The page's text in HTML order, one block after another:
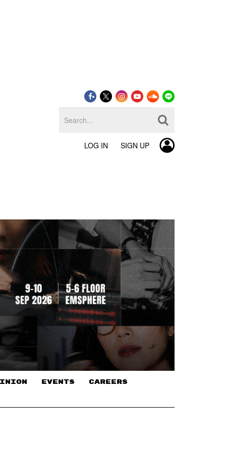
LOG IN SIGN UP
EVENTS CAREERS